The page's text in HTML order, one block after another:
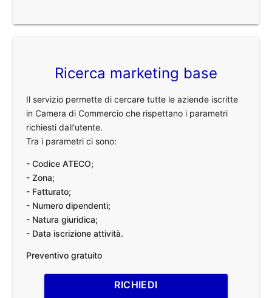
Ricerca marketing base
Il servizio permette di cercare tutte le aziende iscritte
in Camera di Commercio che rispettano i parametri
richiesti dall'utente.
Tra i parametri ci sono:
- Codice ATECO;
- Zona;
- Fatturato;
- Numero dipendenti;
- Natura giuridica;
- Data iscrizione attività.
Preventivo gratuito
RICHIEDI